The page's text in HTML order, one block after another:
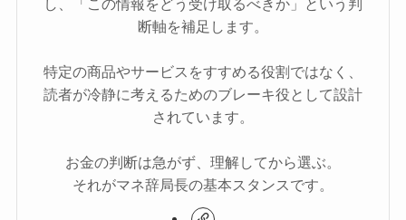
し、「この情報をどう受け取るべきか」という判
断軸を補足します。
特定の商品やサービスをすすめる役割ではなく、
読者が冷静に考えるためのブレーキ役として設計
されています。
お金の判断は急がず、理解してから選ぶ。
それがマネ辞局長の基本スタンスです。